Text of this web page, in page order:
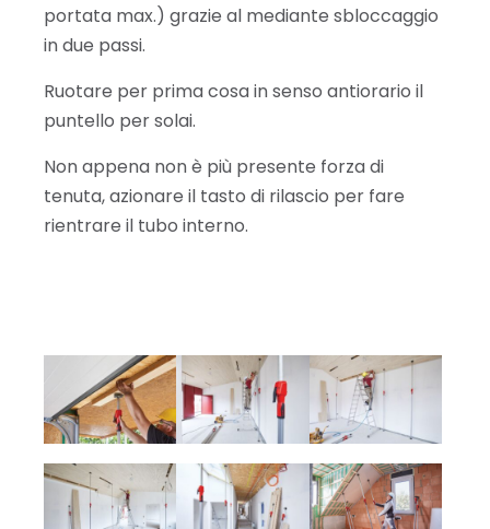
portata max.) grazie al mediante sbloccaggio
in due passi.
Ruotare per prima cosa in senso antiorario il
puntello per solai.
Non appena non è più presente forza di
tenuta, azionare il tasto di rilascio per fare
rientrare il tubo interno.